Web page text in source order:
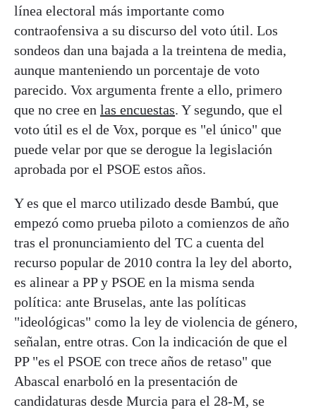
línea electoral más importante como
contraofensiva a su discurso del voto útil. Los
sondeos dan una bajada a la treintena de media,
aunque manteniendo un porcentaje de voto
parecido. Vox argumenta frente a ello, primero
que no cree en las encuestas. Y segundo, que el
voto útil es el de Vox, porque es "el único" que
puede velar por que se derogue la legislación
aprobada por el PSOE estos años.
Y es que el marco utilizado desde Bambú, que
empezó como prueba piloto a comienzos de año
tras el pronunciamiento del TC a cuenta del
recurso popular de 2010 contra la ley del aborto,
es alinear a PP y PSOE en la misma senda
política: ante Bruselas, ante las políticas
"ideológicas" como la ley de violencia de género,
señalan, entre otras. Con la indicación de que el
PP "es el PSOE con trece años de retaso" que
Abascal enarboló en la presentación de
candidaturas desde Murcia para el 28-M, se